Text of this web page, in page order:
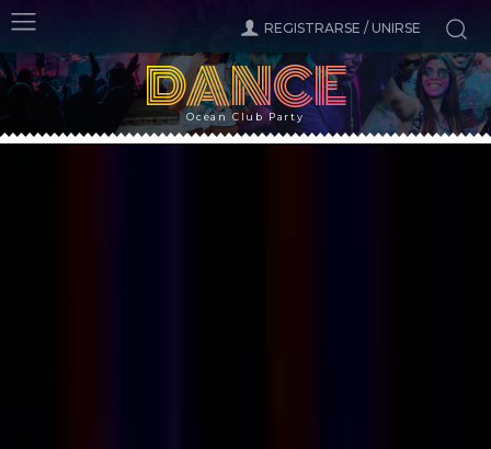
REGISTRARSE / UNIRSE
DANCE
Ocean Club Party